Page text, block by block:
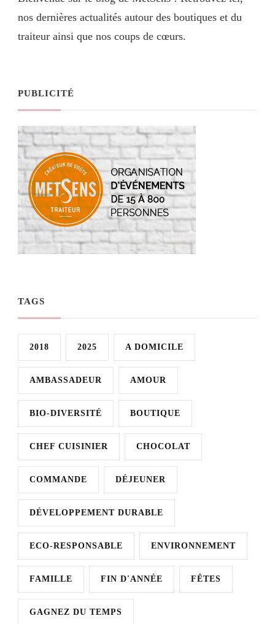
nos dernières actualités autour des boutiques et du
traiteur ainsi que nos coups de cœurs.
PUBLICITÉ
TAGS
2018 2025 A DOMICILE
AMBASSADEUR AMOUR
BIO-DIVERSITÉ BOUTIQUE
CHEF CUISINIER CHOCOLAT
COMMANDE DÉJEUNER
DÉVELOPPEMENT DURABLE
ECO-RESPONSABLE ENVIRONNEMENT
FAMILLE FIN D'ANNÉE FÊTES
GAGNEZ DU TEMPS